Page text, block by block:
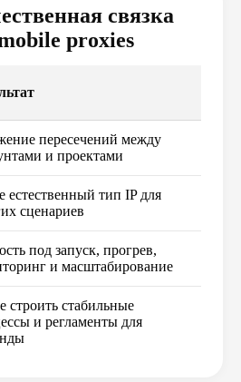
связка
proxies
пересечений между
и проектами
естественный тип IP для
сценариев
под запуск, прогрев,
и масштабирование
строить стабильные
и регламенты для